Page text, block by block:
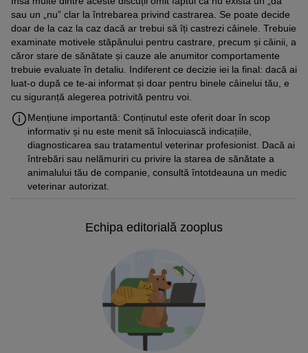
sau un „nu” clar la întrebarea privind castrarea. Se poate decide
doar de la caz la caz dacă ar trebui să îți castrezi câinele. Trebuie
examinate motivele stăpânului pentru castrare, precum și câinii, a
căror stare de sănătate și cauze ale anumitor comportamente
trebuie evaluate în detaliu. Indiferent ce decizie iei la final: dacă ai
luat-o după ce te-ai informat și doar pentru binele câinelui tău, e
cu siguranță alegerea potrivită pentru voi.
Mențiune importantă: Conținutul este oferit doar în scop
informativ și nu este menit să înlocuiască indicațiile,
diagnosticarea sau tratamentul veterinar profesionist. Dacă ai
întrebări sau nelămuriri cu privire la starea de sănătate a
animalului tău de companie, consultă întotdeauna un medic
veterinar autorizat.
Echipa editorială zooplus